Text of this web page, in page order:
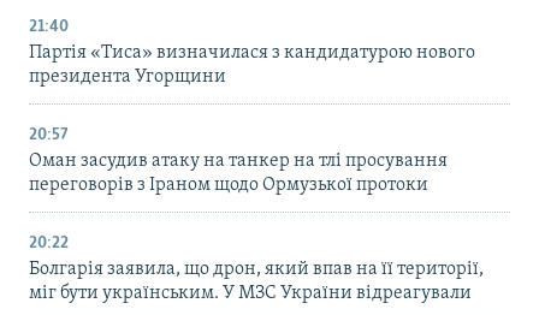
21:40
Партія «Тиса» визначилася з кандидатурою нового
президента Угорщини
20:57
Оман засудив атаку на танкер на тлі просування
переговорів з Іраном щодо Ормузької протоки
20:22
Болгарія заявила, що дрон, який впав на її території,
міг бути українським. У МЗС України відреагували